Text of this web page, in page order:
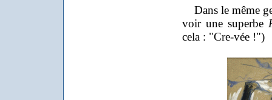
Dans le même
voir une superbe
cela : "Cre-vée !")